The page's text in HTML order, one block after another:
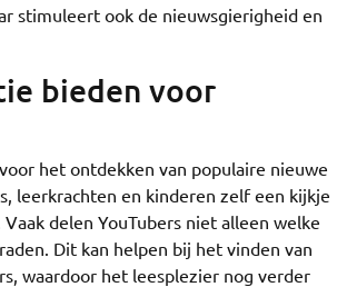
stimuleert ook de nieuwsgierigheid en
bieden voor
het ontdekken van populaire nieuwe
leerkrachten en kinderen zelf een kijkje
delen YouTubers niet alleen welke
Dit kan helpen bij het vinden van
waardoor het leesplezier nog verder